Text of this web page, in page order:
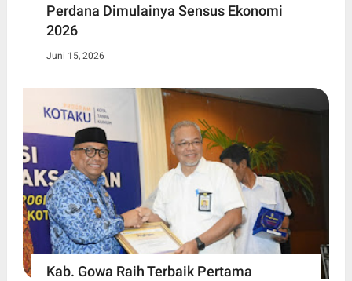
Perdana Dimulainya Sensus Ekonomi
2026
Juni 15, 2026
Kab. Gowa Raih Terbaik Pertama